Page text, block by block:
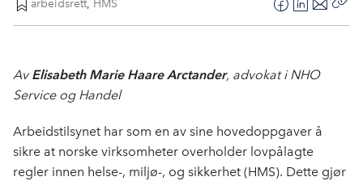
arbeidsrett, HMS
F
e
o
k
L
k
I
n
E
o
AvElisabeth Marie Haare Arctander, advokat i NHO
Service og Handel
Arbeidstilsynet har som en av sine hovedoppgaver å
sikre at norske virksomheter overholder lovpålagte
regler innen helse-, miljø-, og sikkerhet (HMS). Dette gjør